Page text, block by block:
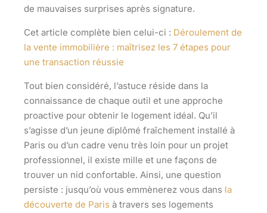
de mauvaises surprises après signature.
Cet article complète bien celui-ci : Déroulement de
la vente immobilière : maîtrisez les 7 étapes pour
une transaction réussie
Tout bien considéré, l’astuce réside dans la
connaissance de chaque outil et une approche
proactive pour obtenir le logement idéal. Qu’il
s’agisse d’un jeune diplômé fraîchement installé à
Paris ou d’un cadre venu très loin pour un projet
professionnel, il existe mille et une façons de
trouver un nid confortable. Ainsi, une question
persiste : jusqu’où vous emmènerez vous dans la
découverte de Paris à travers ses logements